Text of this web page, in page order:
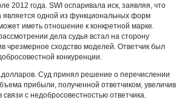
2012 года. SWI оспаривала иск, заявляя, что
является одной из функциональных форм
иметь отношение к конкретной марке.
дела судья встал на сторону
чрезмерное сходство моделей. Ответчик был
конкуренции.
Суд принял решение о перечислении
прибыли, полученной ответчиком, увеличив
с недобросовестностью ответчика.